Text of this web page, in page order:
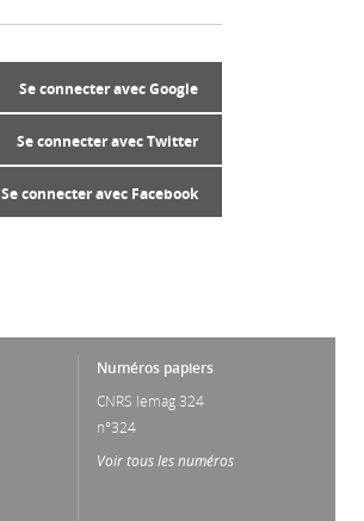
Se connecter avec Google
Se connecter avec Twitter
Se connecter avec Facebook
Numéros papiers
CNRS lemag 324
n°324
Voir tous les numéros